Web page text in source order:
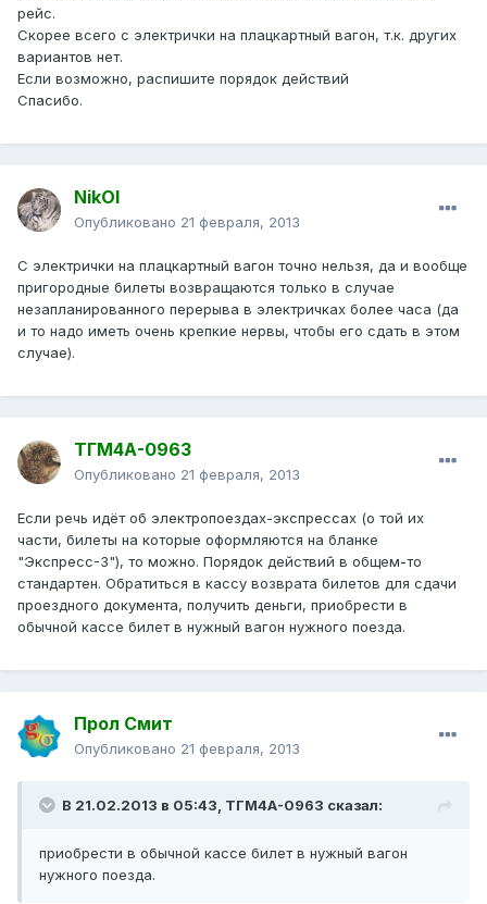
рейс.
Скорее всего с электрички на плацкартный вагон, т.к. других
вариантов нет.
Если возможно, распишите порядок действий
Спасибо.
NikOl
Опубликовано 21 февраля, 2013
С электрички на плацкартный вагон точно нельзя, да и вообще
пригородные билеты возвращаются только в случае
незапланированного перерыва в электричках более часа (да
и то надо иметь очень крепкие нервы, чтобы его сдать в этом
случае).
ТГМ4А-0963
Опубликовано 21 февраля, 2013
Если речь идёт об электропоездах-экспрессах (о той их
части, билеты на которые оформляются на бланке
"Экспресс-3"), то можно. Порядок действий в общем-то
стандартен. Обратиться в кассу возврата билетов для сдачи
проездного документа, получить деньги, приобрести в
обычной кассе билет в нужный вагон нужного поезда.
Прол Смит
Опубликовано 21 февраля, 2013
В 21.02.2013 в 05:43, ТГМ4А-0963 сказал:
приобрести в обычной кассе билет в нужный вагон
нужного поезда.